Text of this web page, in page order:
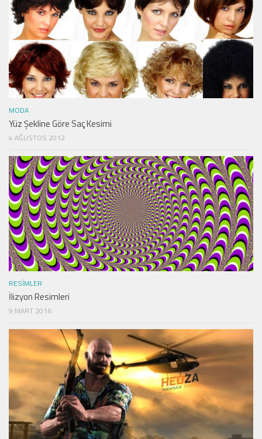
MODA
Yüz Şekline Göre Saç Kesimi
4 AĞUSTOS 2012
RESIMLER
İlizyon Resimleri
9 MART 2016